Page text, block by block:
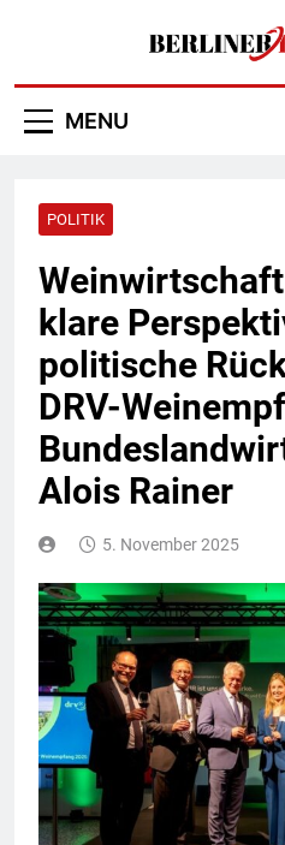
MENU
POLITIK
klare
politische
DRV-
Alois Rainer
5. November 2025